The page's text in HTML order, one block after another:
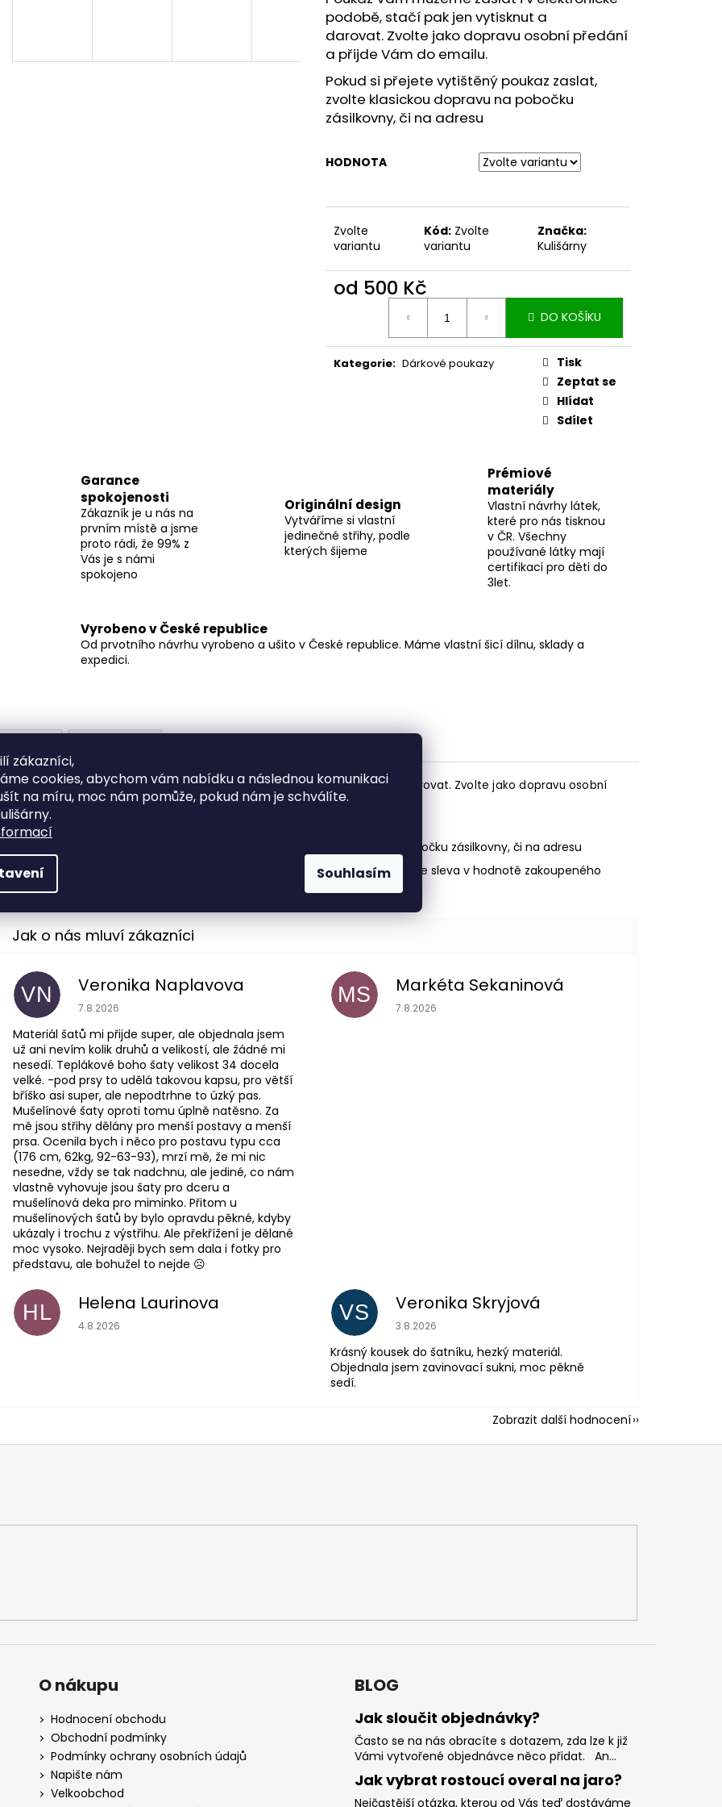
zákazníci,
cookies, abychom vám nabídku a následnou komunikaci
na míru, moc nám pomůže, pokud nám je schválíte.
Souhlasím
podobě, stačí pak jen vytisknut a
darovat. Zvolte jako dopravu osobní předání
a přijde Vám do emailu.
Pokud si přejete vytištěný poukaz zaslat,
zvolte klasickou dopravu na pobočku
zásilkovny, či na adresu
HODNOTA
Zvolte
variantu
Kód: Zvolte
variantu
Značka:
Kulišárny
od 500 Kč
DO KOŠÍKU
Kategorie: Dárkové poukazy
Tisk
Zeptat se
Hlídat
Sdílet
Garance
spokojenosti
Zákazník je u nás na
prvním místě a jsme
proto rádi, že 99% z
Vás je s námi
spokojeno
Originální design
Vytváříme si vlastní
jedinečné střihy, podle
kterých šijeme
Prémiové
materiály
Vlastní návrhy látek,
které pro nás tisknou
v ČR. Všechny
používané látky mají
certifikaci pro děti do
3let.
Vyrobeno v České republice
Od prvotního návrhu vyrobeno a ušito v České republice. Máme vlastní šicí dílnu, sklady a
expedici.
Poukaz Vám zašleme v elektronické podobě, stačí pak jen vytisknut a darovat. Zvolte jako dopravu osobní
předání.
PLATNOST POUKAZU JE 6 MĚSÍCŮ PO JEHO ZAKOUPENÍ.
Pokud si přejete vytištěný poukaz zaslat, zvolte klasickou dopravu na pobočku zásilkovny, či na adresu
po zadání unikátního jednorázového kodu z dárkového kuponu se aktivuje sleva v hodnotě zakoupeného
VN Veronika Naplavova
Hodnocení obchodu je 4 z 5 hvězdiček.
7.8.2026
Materiál šatů mi přijde super, ale objednala jsem
už ani nevím kolik druhů a velikostí, ale žádné mi
nesedí. Teplákové boho šaty velikost 34 docela
velké. -pod prsy to udělá takovou kapsu, pro větší
bříško asi super, ale nepodtrhne to úzký pas.
Mušelínové šaty oproti tomu úplně natěsno. Za
mě jsou střihy dělány pro menší postavy a menší
prsa. Ocenila bych i něco pro postavu typu cca
(176 cm, 62kg, 92-63-93), mrzí mě, že mi nic
nesedne, vždy se tak nadchnu, ale jediné, co nám
vlastně vyhovuje jsou šaty pro dceru a
mušelínová deka pro miminko. Přitom u
mušelínových šatů by bylo opravdu pěkné, kdyby
ukázaly i trochu z výstřihu. Ale překřížení je dělané
moc vysoko. Nejraději bych sem dala i fotky pro
představu, ale bohužel to nejde ☹️
MS Markéta Sekaninová
Hodnocení obchodu je 5 z 5 hvězdiček.
7.8.2026
HL Helena Laurinova
Hodnocení obchodu je 5 z 5 hvězdiček.
4.8.2026
VS Veronika Skryjová
Hodnocení obchodu je 5 z 5 hvězdiček.
3.8.2026
Krásný kousek do šatníku, hezký materiál.
Objednala jsem zavinovací sukni, moc pěkně
sedí.
Zobrazit další hodnocení
O nákupu
Hodnocení obchodu
Obchodní podmínky
Podmínky ochrany osobních údajů
Napište nám
Velkoobchod
BLOG
Jak sloučit objednávky?
Často se na nás obracíte s dotazem, zda lze k již
Vámi vytvořené objednávce něco přidat. An...
Jak vybrat rostoucí overal na jaro?
Nejčastější otázka, kterou od Vás teď dostáváme